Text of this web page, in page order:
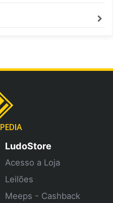
PEDIA
LudoStore
Acesso a Loja
Leilões
Meeps - Cashback